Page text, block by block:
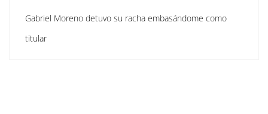
Gabriel Moreno detuvo su racha embasándome como
titular